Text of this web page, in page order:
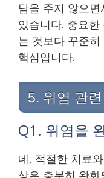
담을 주지 않으
있습니다. 중요
는 것보다 꾸준
핵심입니다.
5. 위염 관
Q1. 위염을
네, 적절한 치료
상은 충분히 완